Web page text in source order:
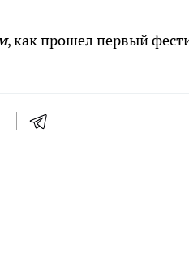
, как прошел первый